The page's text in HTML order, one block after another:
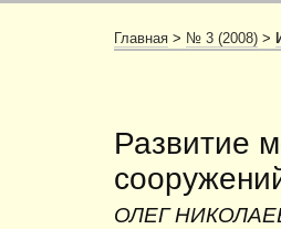
Главная > № 3 (2008) >
Развитие
ОЛЕГ